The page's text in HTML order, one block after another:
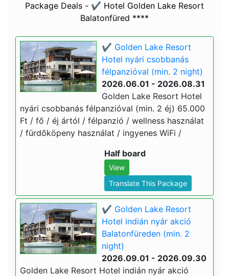
Package Deals - ✔️ Hotel Golden Lake Resort
Balatonfüred ****
✔️ Golden Lake Resort
Hotel nyári csobbanás
félpanzióval (min. 2 night)
2026.06.01 - 2026.08.31
Golden Lake Resort Hotel
nyári csobbanás félpanzióval (min. 2 éj) 65.000
Ft / fő / éj ártól / félpanzió / wellness használat
/ fürdőköpeny használat / ingyenes WiFi /
Half board
View
Translate This Package
✔️ Golden Lake Resort
Hotel indián nyár akció
Balatonfüreden (min. 2
night)
2026.09.01 - 2026.09.30
Golden Lake Resort Hotel indián nyár akció